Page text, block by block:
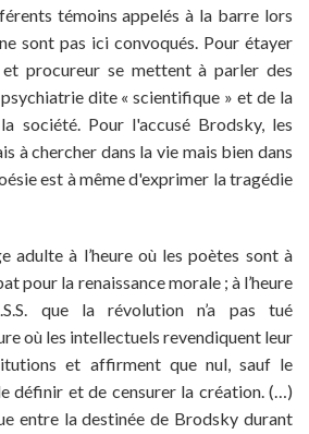
témoins appelés à la barre lors
sont pas ici convoqués. Pour étayer
et procureur se mettent à parler des
dite « scientifique » et de la
société. Pour l'accusé Brodsky, les
à chercher dans la vie mais bien dans
est à même d'exprimer la tragédie
adulte à l’heure où les poètes sont à
pour la renaissance morale ; à l’heure
que la révolution n’a pas tué
où les intellectuels revendiquent leur
et affirment que nul, sauf le
définir et de censurer la création. (…)
entre la destinée de Brodsky durant